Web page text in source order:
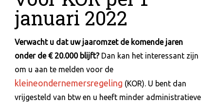
januari 2022
Verwacht u dat uw jaaromzet de komende jaren
onder de € 20.000 blijft?Dan kan het interessant zijn
om u aan te melden voor de
kleineondernemersregeling (KOR). U bent dan
vrijgesteld van btw en u heeft minder administratieve